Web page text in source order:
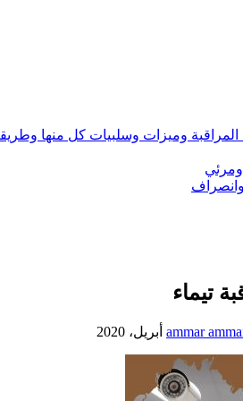
المراقبة وميزات وسلبيات كل منها
تيماء
ammar